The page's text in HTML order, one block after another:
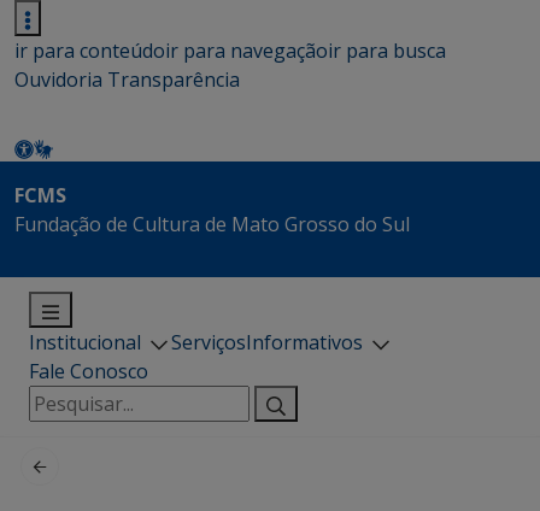
ir para conteúdoir para navegaçãoir para busca
Ouvidoria Transparência
FCMS
Fundação de Cultura de Mato Grosso do Sul
Institucional ServiçosInformativos
Fale Conosco
Pesquisar
por: